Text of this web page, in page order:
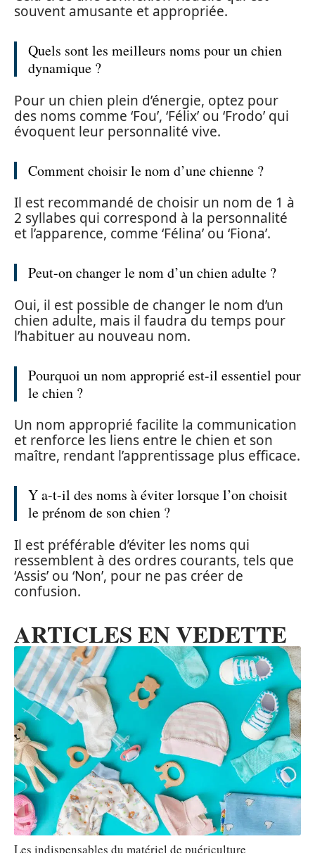
souvent amusante et appropriée.
Quels sont les meilleurs noms pour un chien
dynamique ?
Pour un chien plein d’énergie, optez pour
des noms comme ‘Fou’, ‘Félix’ ou ‘Frodo’ qui
évoquent leur personnalité vive.
Comment choisir le nom d’une chienne ?
Il est recommandé de choisir un nom de 1 à
2 syllabes qui correspond à la personnalité
et l’apparence, comme ‘Félina’ ou ‘Fiona’.
Peut-on changer le nom d’un chien adulte ?
Oui, il est possible de changer le nom d’un
chien adulte, mais il faudra du temps pour
l’habituer au nouveau nom.
Pourquoi un nom approprié est-il essentiel pour
le chien ?
Un nom approprié facilite la communication
et renforce les liens entre le chien et son
maître, rendant l’apprentissage plus efficace.
Y a-t-il des noms à éviter lorsque l’on choisit
le prénom de son chien ?
Il est préférable d’éviter les noms qui
ressemblent à des ordres courants, tels que
‘Assis’ ou ‘Non’, pour ne pas créer de
confusion.
ARTICLES EN VEDETTE
Les indispensables du matériel de puériculture